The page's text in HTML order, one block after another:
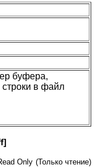
буфера,
в файл
Only (Только чтение)